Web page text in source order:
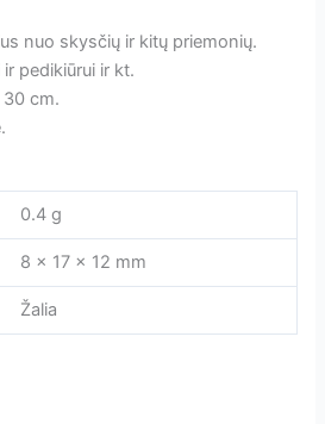
nuo skysčių ir kitų priemonių.
pedikiūrui ir kt.
cm.
0.4 g
8 × 17 × 12 mm
Žalia